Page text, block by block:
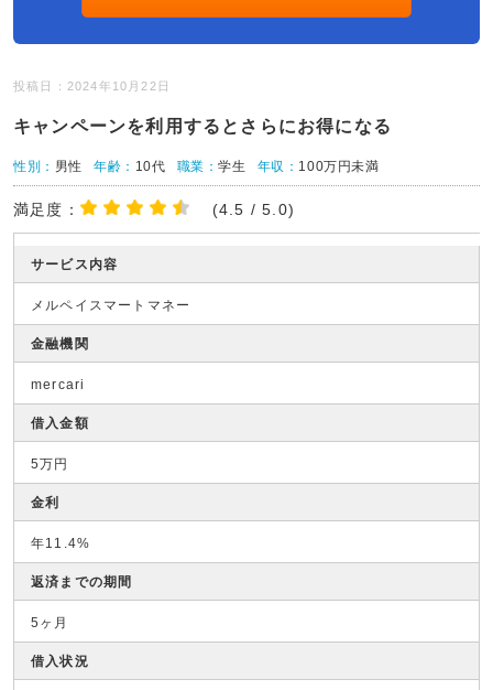
投稿日：2024年10月22日
キャンペーンを利用するとさらにお得になる
性別： 男性 年齢： 10代 職業：学生 年収： 100万円未満
満足度： (4.5 / 5.0)
サービス内容
メルペイスマートマネー
金融機関
mercari
借入金額
5万円
金利
年11.4%
返済までの期間
5ヶ月
借入状況